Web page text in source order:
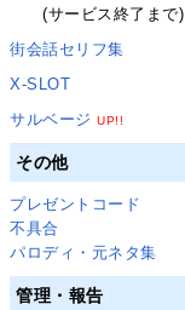
(サービス終了まで)
街会話セリフ集
X-SLOT
サルベージ UP!!
その他
プレゼントコード
不具合
パロディ・元ネタ集
管理・報告